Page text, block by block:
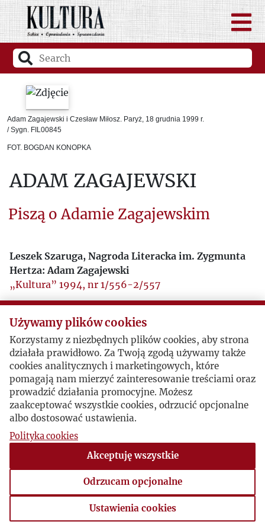
Adam Zagajewski i Czesław Miłosz. Paryż, 18 grudnia 1999 r.
/ Sygn. FIL00845
FOT. BOGDAN KONOPKA
ADAM ZAGAJEWSKI
Piszą o Adamie Zagajewskim
Leszek Szaruga, Nagroda Literacka im. Zygmunta
Hertza: Adam Zagajewski
„Kultura” 1994, nr 1/556-2/557
Używamy plików cookies
Korzystamy z niezbędnych plików cookies, aby strona
działała prawidłowo. Za Twoją zgodą używamy także
cookies analitycznych i marketingowych, które
pomagają nam mierzyć zainteresowanie treściami oraz
prowadzić działania promocyjne. Możesz
zaakceptować wszystkie cookies, odrzucić opcjonalne
albo dostosować ustawienia.
Polityka cookies
Akceptuję wszystkie
Odrzucam opcjonalne
Ustawienia cookies
Ustawienia cookies